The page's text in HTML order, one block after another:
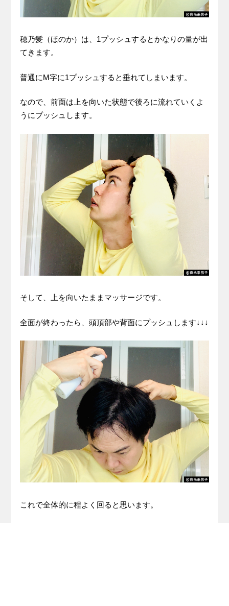
穂乃髪（ほのか）は、1プッシュするとかなりの量が出
てきます。
普通にM字に1プッシュすると垂れてしまいます。
なので、前面は上を向いた状態で後ろに流れていくよ
うにプッシュします。
そして、上を向いたままマッサージです。
全面が終わったら、頭頂部や背面にプッシュします↓↓↓
これで全体的に程よく回ると思います。